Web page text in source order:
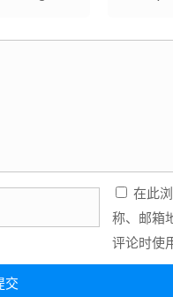
在此
称、邮箱
评论时使